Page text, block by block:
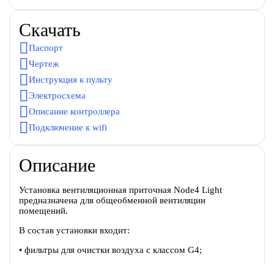
Скачать
Паспорт
Чертеж
Инструкция к пульту
Электросхема
Описание контроллера
Подключение к wifi
Описание
Установка вентиляционная приточная Node4 Light
предназначена для общеобменной вентиляции
помещений.
В состав установки входит:
• фильтры для очистки воздуха с классом G4;